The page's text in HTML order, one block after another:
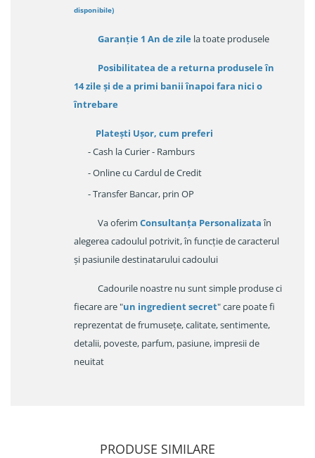
disponibile)
Garanție 1 An de zile la toate produsele
Posibilitatea de a returna produsele în
14 zileși de a primi banii înapoi fara nici o
întrebare
Platești Ușor, cum preferi
- Cash la Curier - Ramburs
- Online cu Cardul de Credit
- Transfer Bancar, prin OP
Va oferim Consultanța Personalizataîn
alegerea cadoulul potrivit, în funcție de caracterul
și pasiunile destinatarului cadoului
Cadourile noastre nu sunt simple produse ci
fiecare are "un ingredient secret" care poate fi
reprezentat de frumusețe, calitate, sentimente,
detalii, poveste, parfum, pasiune, impresii de
neuitat
PRODUSE SIMILARE